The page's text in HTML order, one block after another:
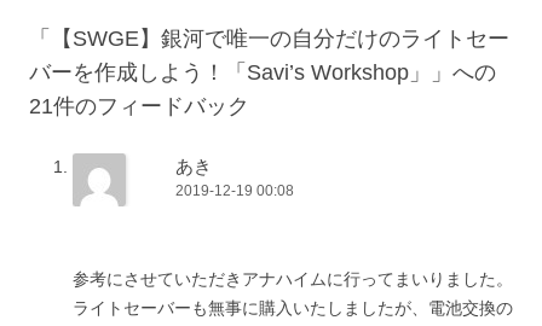
シ
ョ
ン
「
【SWGE】銀河で唯一の自分だけのライトセー
バーを作成しよう！「Savi’s Workshop」
」への
21件のフィードバック
あき
2019-12-19 00:08
参考にさせていただきアナハイムに行ってまいりました。
ライトセーバーも無事に購入いたしましたが、電池交換の